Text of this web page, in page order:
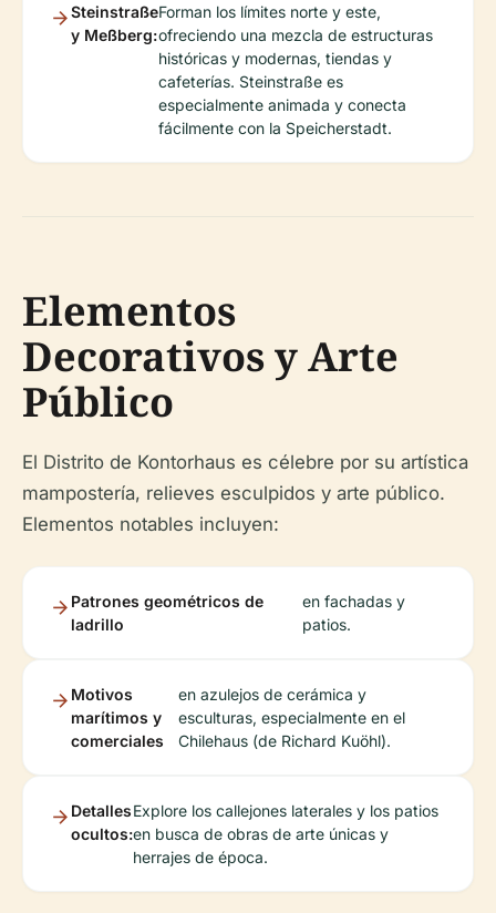
Steinstraße
y Meßberg:
Forman los límites norte y este,
ofreciendo una mezcla de estructuras
históricas y modernas, tiendas y
cafeterías. Steinstraße es
especialmente animada y conecta
fácilmente con la Speicherstadt.
Elementos
Decorativos y Arte
Público
El Distrito de Kontorhaus es célebre por su artística
mampostería, relieves esculpidos y arte público.
Elementos notables incluyen:
Patrones geométricos de
ladrillo
en fachadas y
patios.
Motivos
marítimos y
comerciales
en azulejos de cerámica y
esculturas, especialmente en el
Chilehaus (de Richard Kuöhl).
Detalles
ocultos:
Explore los callejones laterales y los patios
en busca de obras de arte únicas y
herrajes de época.